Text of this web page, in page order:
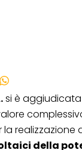
Email
si è
realizzazione
della